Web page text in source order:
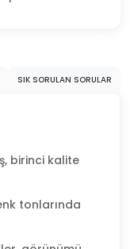
SIK SORULAN SORULAR
birinci kalite
tonlarında